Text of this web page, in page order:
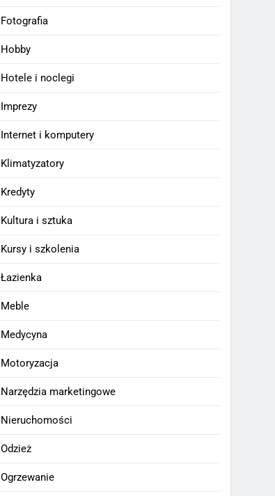
Fotografia
Hobby
Hotele i noclegi
Imprezy
Internet i komputery
Klimatyzatory
Kredyty
Kultura i sztuka
Kursy i szkolenia
Łazienka
Meble
Medycyna
Motoryzacja
Narzędzia marketingowe
Nieruchomości
Odzież
Ogrzewanie